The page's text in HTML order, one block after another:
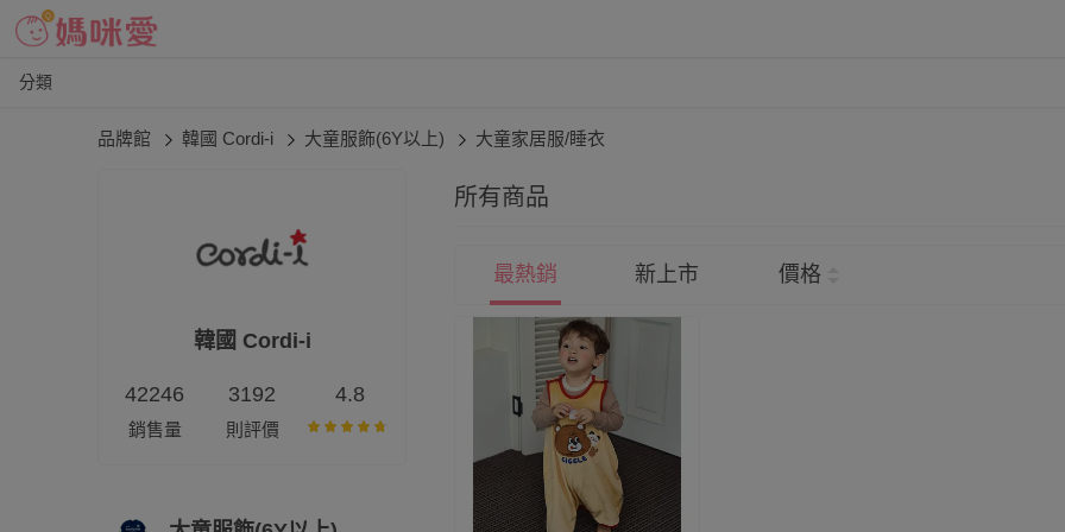
分類
品牌館 韓國 Cordi-i 大童服飾(6Y以上) 大童家居服/睡衣
韓國 Cordi-i
42246
銷售量
3192
則評價
4.8
所有商品
最熱銷 新上市 價格